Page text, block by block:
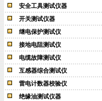
安全工具测试仪器
开关测试仪器
继电保护测试仪
接地电阻测试仪
电缆故障测试仪
互感器综合测试仪
雷电计数器校验仪
绝缘油测试仪器